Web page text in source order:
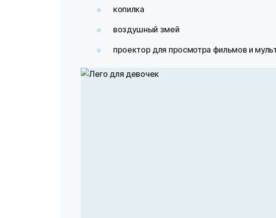
копилка
воздушный змей
проектор для просмотра фильмов и